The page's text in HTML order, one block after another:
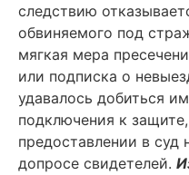
следствию
обвиняемого под
мягкая мера
или подписка о
удавалось добиться
подключения к
предоставлении в
допросе свидетелей.